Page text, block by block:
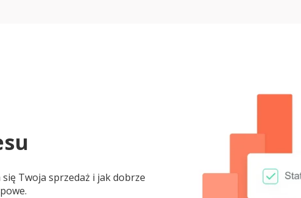
Twoja sprzedaż i jak dobrze